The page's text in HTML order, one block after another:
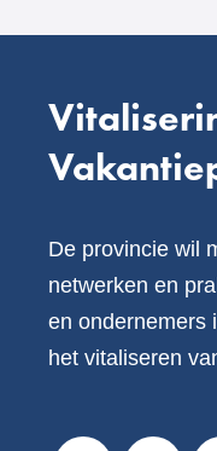
De provincie wil
netwerken en
en ondernemers
het vitaliseren